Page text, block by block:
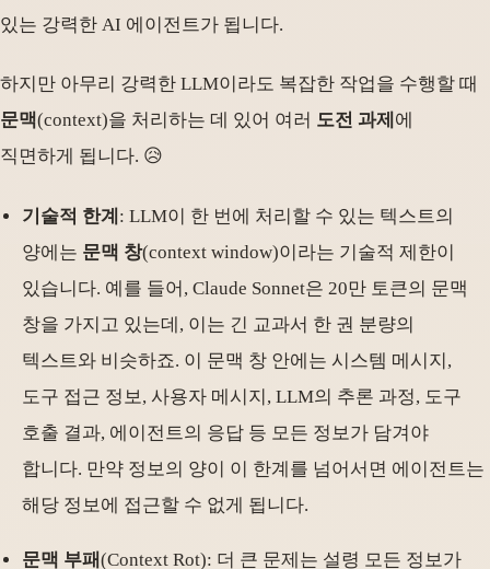
있는 강력한 AI 에이전트가 됩니다.
하지만 아무리 강력한 LLM이라도 복잡한 작업을 수행할 때
문맥(context)을 처리하는 데 있어 여러 도전 과제 에
직면하게 됩니다. 😥
기술적 한계 : LLM이 한 번에 처리할 수 있는 텍스트의
양에는 문맥 창(context window)이라는 기술적 제한이
있습니다. 예를 들어, Claude Sonnet은 20만 토큰의 문맥
창을 가지고 있는데, 이는 긴 교과서 한 권 분량의
텍스트와 비슷하죠. 이 문맥 창 안에는 시스템 메시지,
도구 접근 정보, 사용자 메시지, LLM의 추론 과정, 도구
호출 결과, 에이전트의 응답 등 모든 정보가 담겨야
합니다. 만약 정보의 양이 이 한계를 넘어서면 에이전트는
해당 정보에 접근할 수 없게 됩니다.
문맥 부패(Context Rot): 더 큰 문제는 설령 모든 정보가